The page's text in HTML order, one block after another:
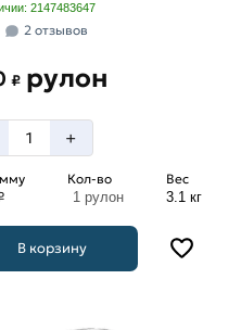
2147483647
2 отзывов
₽ рулон
+
Кол-во
1 рулон
Вес
3.1 кг
В корзину